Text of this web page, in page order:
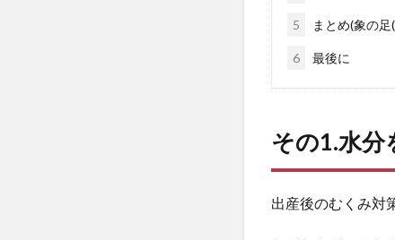
5 まとめ(象の
6 最後に
その1.水分
出産後のむくみ対